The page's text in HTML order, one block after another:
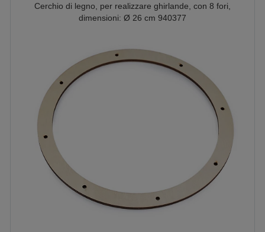
Cerchio di legno, per realizzare ghirlande, con 8 fori,
dimensioni: Ø 26 cm 940377